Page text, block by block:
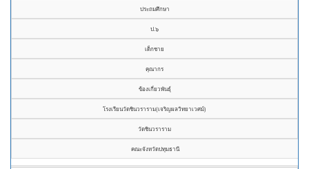
ประถมศึกษา
ป.๖
เด็กชาย
คุณากร
ข้องเกี่ยวพันธุ์
โรงเรียนวัดชินวราราม(เจริญผลวิทยาเวศม์)
วัดชินวราราม
คณะจังหวัดปทุมธานี